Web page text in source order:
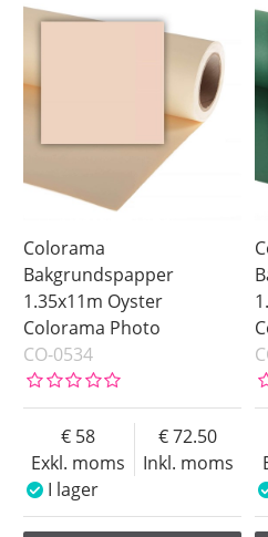
Colorama
Bakgrundspapper
1.35x11m Oyster
Colorama Photo
CO-0534
Exkl. moms
58
Inkl. moms
72.50
I lager